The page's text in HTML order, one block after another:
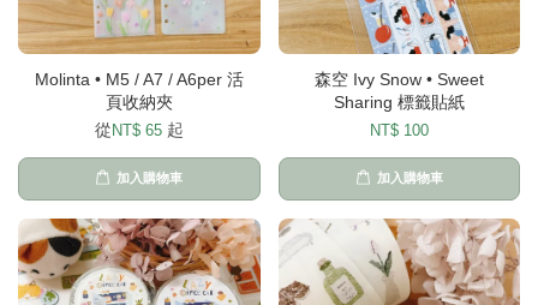
Molinta • M5 / A7 / A6per 活
頁收納夾
從 NT$ 65 起
加入購物車
森空 Ivy Snow • Sweet
Sharing 標籤貼紙
NT$ 100
加入購物車